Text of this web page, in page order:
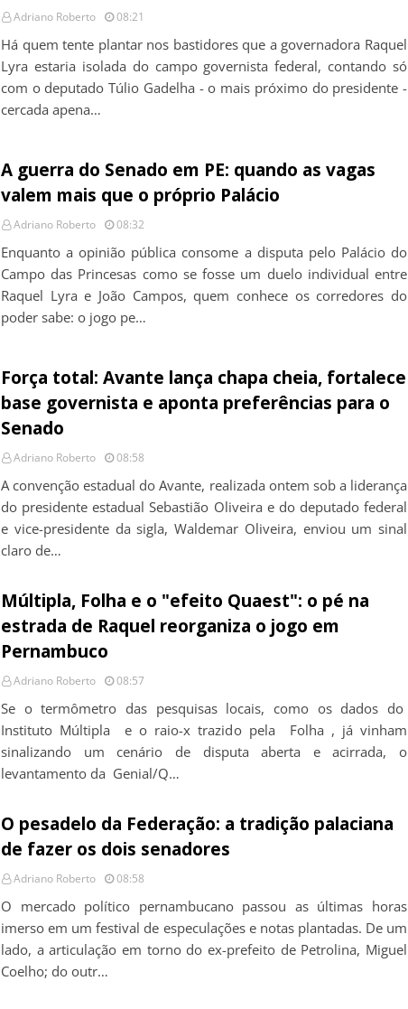
Adriano Roberto 08:21
Há quem tente plantar nos bastidores que a governadora Raquel
Lyra estaria isolada do campo governista federal, contando só
com o deputado Túlio Gadelha - o mais próximo do presidente -
cercada apena…
A guerra do Senado em PE: quando as vagas
valem mais que o próprio Palácio
Adriano Roberto 08:32
Enquanto a opinião pública consome a disputa pelo Palácio do
Campo das Princesas como se fosse um duelo individual entre
Raquel Lyra e João Campos, quem conhece os corredores do
poder sabe: o jogo pe…
Força total: Avante lança chapa cheia, fortalece
base governista e aponta preferências para o
Senado
Adriano Roberto 08:58
A convenção estadual do Avante, realizada ontem sob a liderança
do presidente estadual Sebastião Oliveira e do deputado federal
e vice-presidente da sigla, Waldemar Oliveira, enviou um sinal
claro de…
Múltipla, Folha e o "efeito Quaest": o pé na
estrada de Raquel reorganiza o jogo em
Pernambuco
Adriano Roberto 08:57
Se o termômetro das pesquisas locais, como os dados do
Instituto Múltipla e o raio-x trazido pela Folha , já vinham
sinalizando um cenário de disputa aberta e acirrada, o
levantamento da Genial/Q…
O pesadelo da Federação: a tradição palaciana
de fazer os dois senadores
Adriano Roberto 08:58
O mercado político pernambucano passou as últimas horas
imerso em um festival de especulações e notas plantadas. De um
lado, a articulação em torno do ex-prefeito de Petrolina, Miguel
Coelho; do outr…